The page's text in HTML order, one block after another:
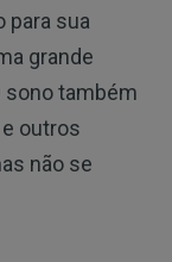
para sua
grande
sono também
outros
não se